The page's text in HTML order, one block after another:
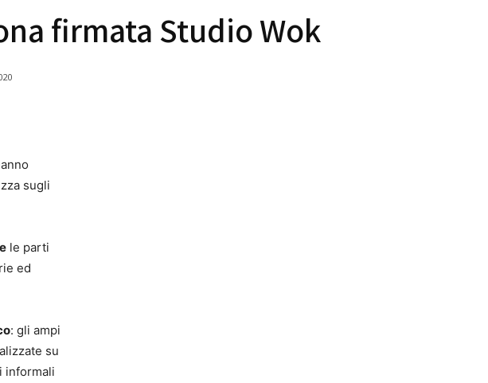
firmata Studio Wok
sugli
le parti
ed
: gli ampi
su
informali